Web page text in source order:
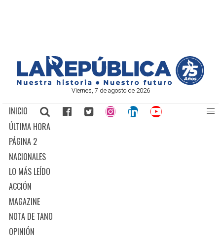
Viernes, 7 de agosto de 2026
INICIO
ÚLTIMA HORA
PÁGINA 2
NACIONALES
LO MÁS LEÍDO
ACCIÓN
MAGAZINE
NOTA DE TANO
OPINIÓN